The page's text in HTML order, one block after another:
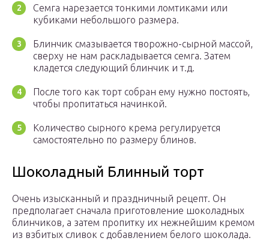
Семга нарезается тонкими ломтиками или
кубиками небольшого размера.
Блинчик смазывается творожно-сырной массой,
сверху не нам раскладывается семга. Затем
кладется следующий блинчик и т.д.
После того как торт собран ему нужно постоять,
чтобы пропитаться начинкой.
Количество сырного крема регулируется
самостоятельно по размеру блинов.
Шоколадный Блинный торт
Очень изысканный и праздничный рецепт. Он
предполагает сначала приготовление шоколадных
блинчиков, а затем пропитку их нежнейшим кремом
из взбитых сливок с добавлением белого шоколада.